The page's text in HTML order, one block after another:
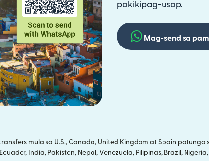
pakikipag-usap.
Mag-send sa
mula sa U.S., Canada, United Kingdom at Spain patungo
India, Pakistan, Nepal, Venezuela, Pilipinas, Brazil,